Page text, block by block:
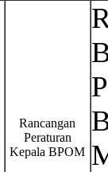
Rancangan
Peraturan
Kepala BPOM